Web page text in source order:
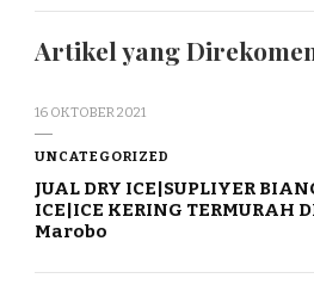
Artikel yang
16 OKTOBER 2021
UNCATEGORIZED
JUAL DRY ICE|SUPLIYER
ICE|ICE KERING TERMURAH
Marobo